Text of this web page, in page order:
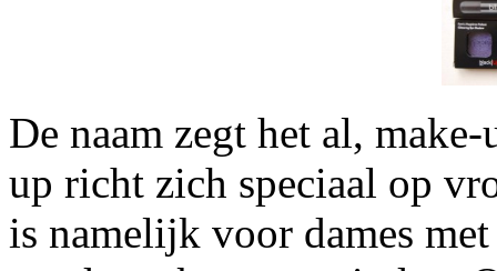
De naam zegt het al,
up richt zich speciaal op
is namelijk voor dames